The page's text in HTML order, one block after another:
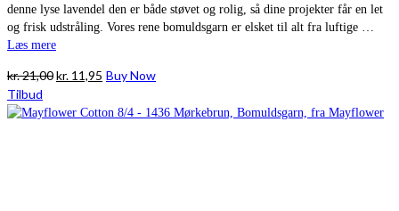
denne lyse lavendel den er både støvet og rolig, så dine projekter får en let
og frisk udstråling. Vores rene bomuldsgarn er elsket til alt fra luftige …
Læs mere
kr.21,00Den
pris
kr. 11,95 Den
pris
Buy Now
Tilbud